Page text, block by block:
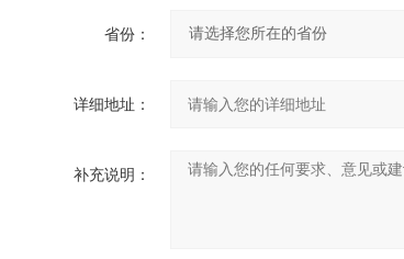
省份：
详细地址：
补充说明：